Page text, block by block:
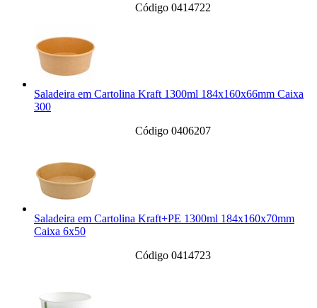
Código 0414722
Saladeira em Cartolina Kraft 1300ml 184x160x66mm Caixa
300
Código 0406207
Saladeira em Cartolina Kraft+PE 1300ml 184x160x70mm
Caixa 6x50
Código 0414723